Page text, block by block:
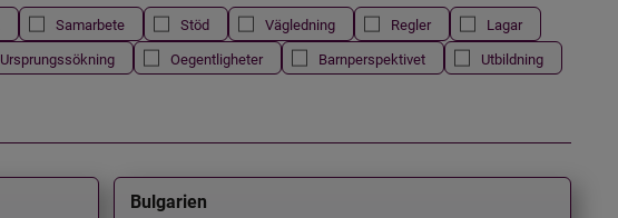
Samarbete Stöd Vägledning Regler
Lagar
Ursprungssökning Oegentligheter Barnperspektivet
Utbildning
Bulgarien